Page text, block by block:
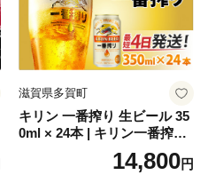
滋賀県多賀町
キリン 一番搾り 生ビール 35
0ml × 24本 | キリン一番搾り
キリンビール 一番搾り ビー
ル 24缶 きりんいちばんしぼ
14,800円